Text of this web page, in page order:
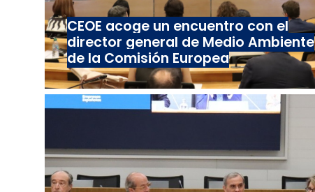
CEOE acoge un encuentro con el
director general de Medio Ambiente
de la Comisión Europea